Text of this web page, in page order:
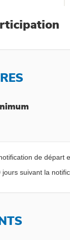
de départ
suivant la